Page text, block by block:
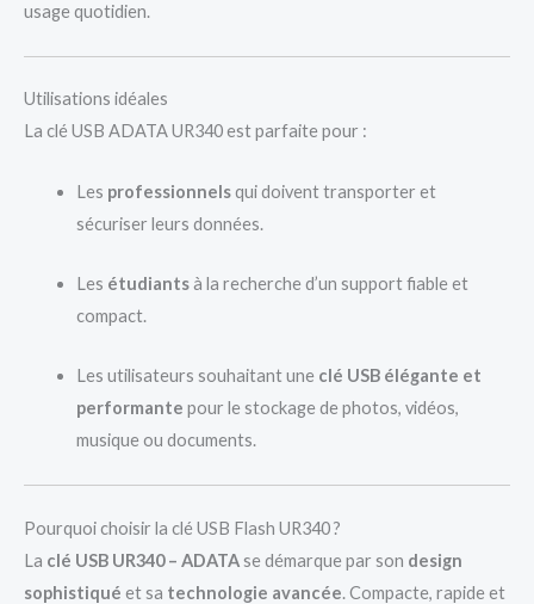
usage quotidien.
Utilisations idéales
La clé USB ADATA UR340 est parfaite pour :
Les professionnelsqui doivent transporter et
sécuriser leurs données.
Les étudiantsà la recherche d’un support fiable et
compact.
Les utilisateurs souhaitant une clé USB élégante et
performante pour le stockage de photos, vidéos,
musique ou documents.
Pourquoi choisir la clé USB Flash UR340 ?
La clé USB UR340 – ADATAse démarque par son design
sophistiqué et sa technologie avancée. Compacte, rapide et